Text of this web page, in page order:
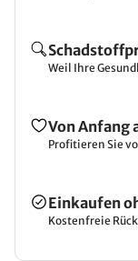
Weil Ihre
Von Anfang
Profitieren Sie
Einkaufen
Kostenfreie